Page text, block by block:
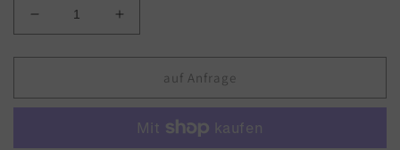
Verringere
die
Menge
Schutzhelm
Erhöhe
die
Menge
Schutzhelm
auf Anfrage